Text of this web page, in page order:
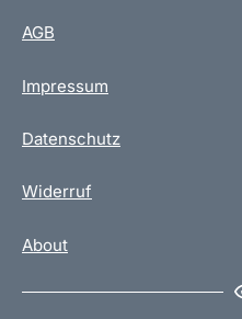
AGB
Impressum
Datenschutz
Widerruf
About